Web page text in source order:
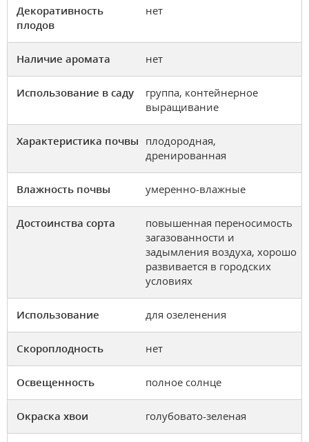
Декоративность
плодов
нет
Наличие аромата нет
Использование в саду
группа, контейнерное
выращивание
Характеристика почвы плодородная,
дренированная
Влажность почвы умеренно-влажные
Достоинства сорта
повышенная переносимость
загазованности и
задымления воздуха, хорошо
развивается в городских
условиях
Использование для озеленения
Скороплодность нет
Освещенность полное солнце
Окраска хвои голубовато-зеленая